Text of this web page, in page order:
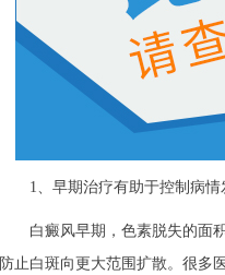
1、早期治疗有助于控制病情
白癜风早期，色素脱失的面积
防止白斑向更大范围扩散。很多